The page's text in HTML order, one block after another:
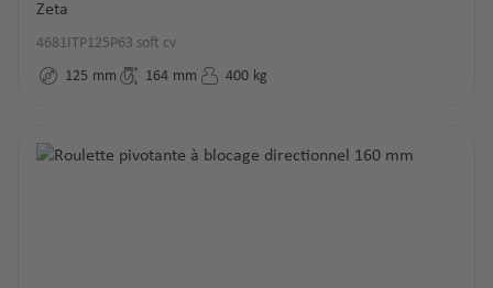
Zeta
4681ITP125P63 soft cv
125 mm 164 mm 400 kg